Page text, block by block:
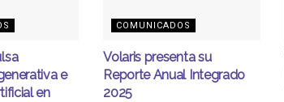
e
en
COMUNICADOS
Volaris presenta su
Reporte Anual Integrado
2025